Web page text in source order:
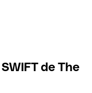
de The